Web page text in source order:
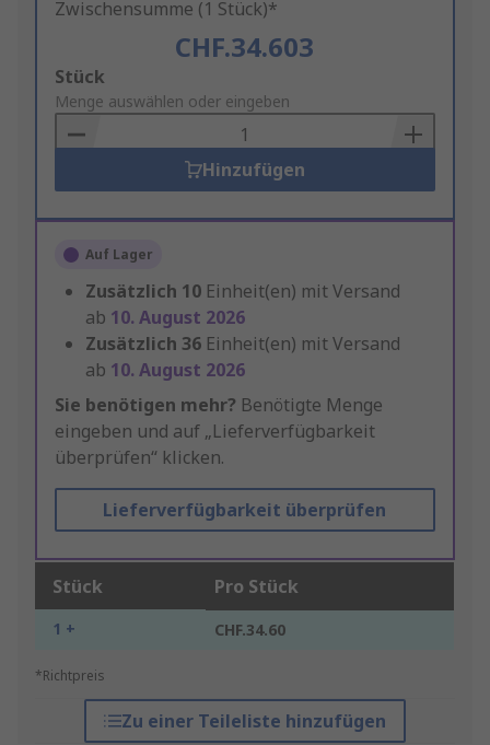
Zwischensumme (1 Stück)*
CHF.34.603
Add
to
Basket
Stück
Menge auswählen oder eingeben
Hinzufügen
Auf Lager
Zusätzlich 10 Einheit(en) mit Versand
ab 10. August 2026
Zusätzlich 36 Einheit(en) mit Versand
ab 10. August 2026
Sie benötigen mehr? Benötigte Menge
eingeben und auf „Lieferverfügbarkeit
überprüfen“ klicken.
Lieferverfügbarkeit überprüfen
Stück Pro Stück
1 + CHF.34.60
*Richtpreis
Zu einer Teileliste hinzufügen